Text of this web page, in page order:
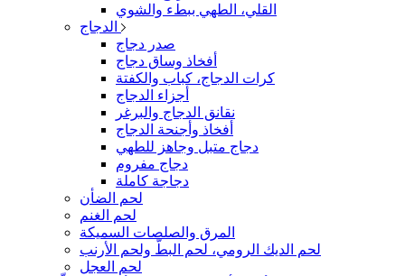
القلي، الطهي ببطء والشوي
صدر دجاج
أفخاذ وساق دجاج
كرات الدجاج، كباب والكفتة
أجزاء الدجاج
نقانق الدجاج والبرغر
أفخاذ وأجنحة الدجاج
دجاج متبل وجاهز للطهي
دجاج مفروم
دجاجة كاملة
لحم الضأن
لحم الغنم
المرق والصلصات السميكة
لحم الديك الرومي، لحم البطّ ولحم الأرنب
لحم العجل